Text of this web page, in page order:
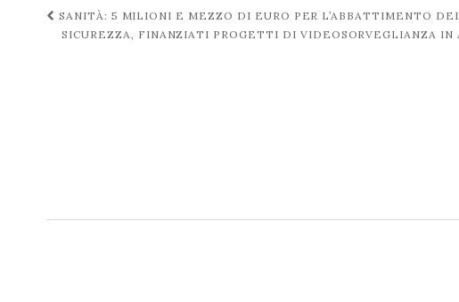
Navigazione
post
SANITÀ: 5 MILIONI E MEZZO DI EURO PER L’ABBATTIMENTO
SICUREZZA, FINANZIATI PROGETTI DI VIDEOSORVEGLIANZA